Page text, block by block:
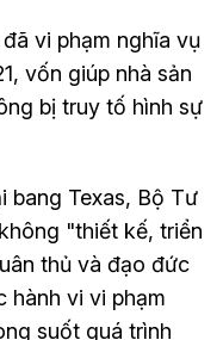
vi phạm nghĩa vụ
vốn giúp nhà sản
bị truy tố hình sự
bang Texas, Bộ Tư
"thiết kế, triển
thủ và đạo đức
hành vi vi phạm
suốt quá trình